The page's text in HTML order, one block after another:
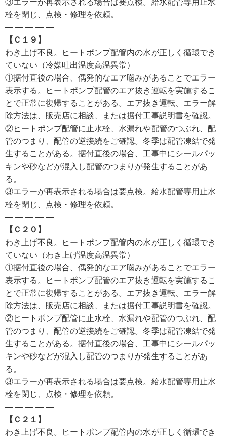
栓を閉じ、点検・修理を依頼。
— — — — —
【Ｃ１９】
わき上げ不良。ヒートポンプ配管内の水が正しく循環でき
ていない（冷媒吐出温度高温異常）
①据付直後の場合、偶発的なエア噛みがあることでエラー
表示する。ヒートポンプ配管のエア抜き運転を実施するこ
とで正常に復帰することがある。エア抜き運転、エラー解
除方法は、販売店に相談、または据付工事説明書を確認。
②ヒートポンプ配管に止水栓、水漏れや配管のつぶれ、配
管のつまり、配管の逆接続をご確認。冬季は配管凍結で発
生することがある。据付直後の場合、工事中にシールパッ
キンや砂などが混入し配管のつまりが発生することがあ
る。
③エラーが再表示される場合は要点検。給水配管専用止水
栓を閉じ、点検・修理を依頼。
— — — — —
【Ｃ２０】
わき上げ不良。ヒートポンプ配管内の水が正しく循環でき
ていない（わき上げ温度高温異常）
①据付直後の場合、偶発的なエア噛みがあることでエラー
表示する。ヒートポンプ配管のエア抜き運転を実施するこ
とで正常に復帰することがある。エア抜き運転、エラー解
除方法は、販売店に相談、または据付工事説明書を確認。
②ヒートポンプ配管に止水栓、水漏れや配管のつぶれ、配
管のつまり、配管の逆接続をご確認。冬季は配管凍結で発
生することがある。据付直後の場合、工事中にシールパッ
キンや砂などが混入し配管のつまりが発生することがあ
る。
③エラーが再表示される場合は要点検。給水配管専用止水
栓を閉じ、点検・修理を依頼。
— — — — —
【Ｃ２１】
わき上げ不良。ヒートポンプ配管内の水が正しく循環でき